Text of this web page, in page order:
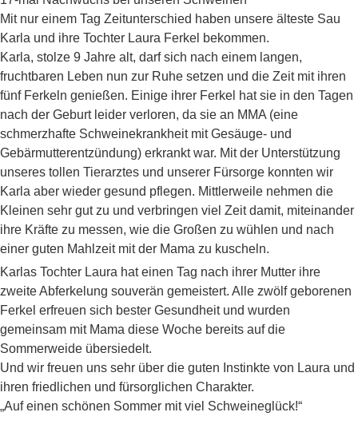
Mit nur einem Tag Zeitunterschied haben unsere älteste Sau
Karla und ihre Tochter Laura Ferkel bekommen.
Karla, stolze 9 Jahre alt, darf sich nach einem langen,
fruchtbaren Leben nun zur Ruhe setzen und die Zeit mit ihren
fünf Ferkeln genießen. Einige ihrer Ferkel hat sie in den Tagen
nach der Geburt leider verloren, da sie an MMA (eine
schmerzhafte Schweinekrankheit mit Gesäuge- und
Gebärmutterentzündung) erkrankt war. Mit der Unterstützung
unseres tollen Tierarztes und unserer Fürsorge konnten wir
Karla aber wieder gesund pflegen. Mittlerweile nehmen die
Kleinen sehr gut zu und verbringen viel Zeit damit, miteinander
ihre Kräfte zu messen, wie die Großen zu wühlen und nach
einer guten Mahlzeit mit der Mama zu kuscheln.
Karlas Tochter Laura hat einen Tag nach ihrer Mutter ihre
zweite Abferkelung souverän gemeistert. Alle zwölf geborenen
Ferkel erfreuen sich bester Gesundheit und wurden
gemeinsam mit Mama diese Woche bereits auf die
Sommerweide übersiedelt.
Und wir freuen uns sehr über die guten Instinkte von Laura und
ihren friedlichen und fürsorglichen Charakter.
„Auf einen schönen Sommer mit viel Schweineglück!“